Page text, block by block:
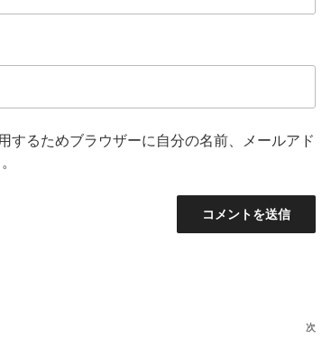
するためブラウザーに自分の名前、メールアド
次
次